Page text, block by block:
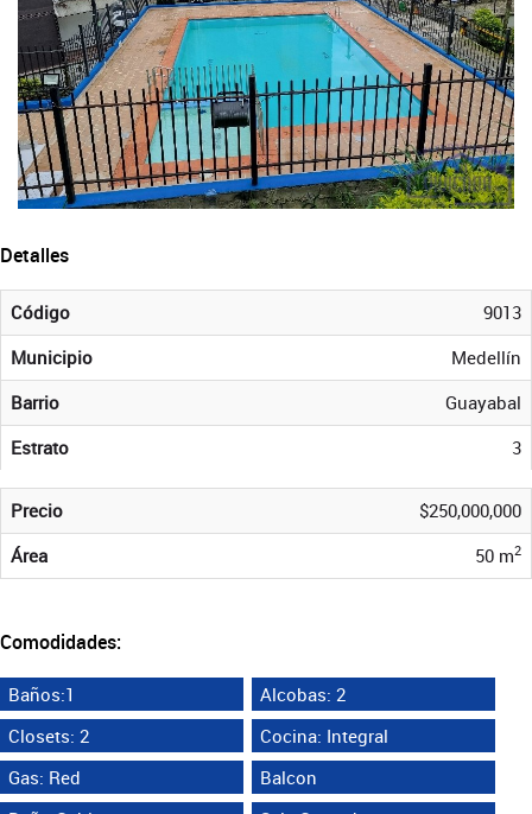
Detalles
Código
9013
Municipio
Medellín
Barrio
Guayabal
Estrato
3
Precio
$250,000,000
Área
50 m2
Comodidades:
Baños:1
Alcobas: 2
Closets: 2
Cocina: Integral
Gas: Red
Balcon